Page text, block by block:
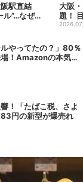
駅直結
ル”…なぜ？
カフェ...
大阪
題！
類の
ルやってたの？」80％
！Amazonの本気
！「たばこ税、さよ
円の新型が爆売れ